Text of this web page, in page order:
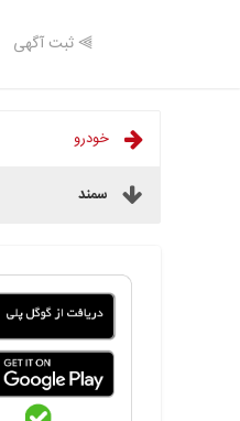
⫸ ثبت آگهی
خودرو
سمند